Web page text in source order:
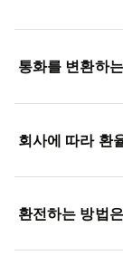
통화를 변환하
회사에 따라 환
환전하는 방법